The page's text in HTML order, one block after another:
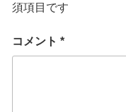
須項目です
コメント *